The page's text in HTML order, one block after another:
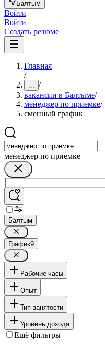
Балтым
Войти
Войти
Создать резюме
Главная
/
... /
вакансии в Балтыме/
менеджер по приемке/
сменный график
менеджер по приемке
Балтым
График9
Рабочие часы
Опыт
Тип занятости
Уровень дохода
Ещё фильтры